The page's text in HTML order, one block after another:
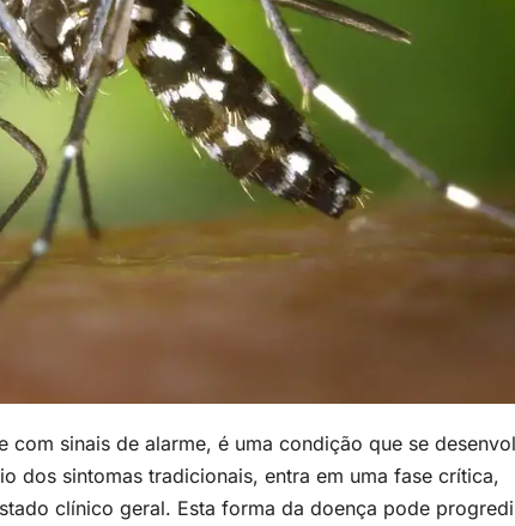
sinais de alarme, é uma condição que se
dos sintomas tradicionais, entra em uma fase crítica,
clínico geral. Esta forma da doença pode